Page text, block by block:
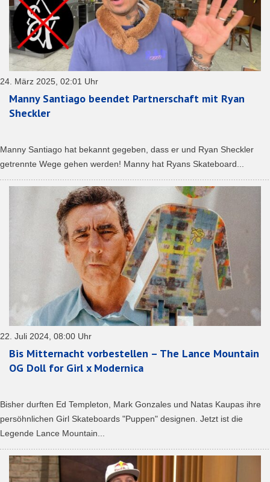
24. März 2025, 02:01 Uhr
Manny Santiago beendet Partnerschaft mit Ryan
Sheckler
Manny Santiago hat bekannt gegeben, dass er und Ryan Sheckler
getrennte Wege gehen werden! Manny hat Ryans Skateboard...
22. Juli 2024, 08:00 Uhr
Bis Mitternacht vorbestellen – The Lance Mountain
OG Doll for Girl x Modernica
Bisher durften Ed Templeton, Mark Gonzales und Natas Kaupas ihre
persöhnlichen Girl Skateboards "Puppen" designen. Jetzt ist die
Legende Lance Mountain...